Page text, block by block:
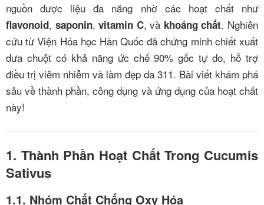
nguồn dược liệu đa năng nhờ các hoạt chất như
flavonoid, saponin,vitamin C, và khoáng chất. Nghiên
cứu từ Viện Hóa học Hàn Quốc đã chứng minh chiết xuất
dưa chuột có khả năng ức chế 90% gốc tự do, hỗ trợ
điều trị viêm nhiễm và làm đẹp da 311. Bài viết khám phá
sâu về thành phần, công dụng và ứng dụng của hoạt chất
này!
1. Thành Phần Hoạt Chất Trong Cucumis
Sativus
1.1. Nhóm Chất Chống Oxy Hóa